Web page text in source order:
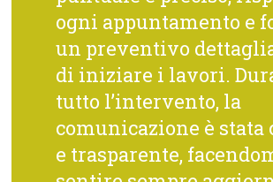
ogni appuntamento e
un preventivo
di iniziare i lavori.
tutto l’intervento, la
comunicazione è stata
e trasparente,